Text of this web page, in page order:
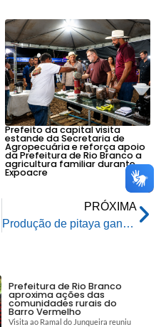
Prefeito da capital visita
estande da Secretaria de
Agropecuária e reforça apoio
da Prefeitura de Rio Branco a
agricultura familiar durante
Expoacre
PRÓXIMA
Produção de pitaya ganha destaque e apoio da Prefeitura em Rio Branco
Prefeitura de Rio Branco
aproxima ações das
comunidades rurais do
Barro Vermelho
Visita ao Ramal do Junqueira reuniu